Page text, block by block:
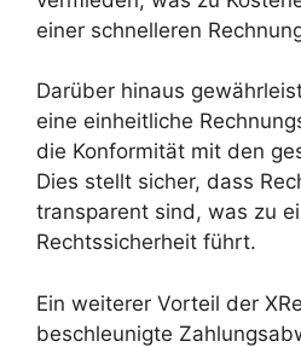
einer schnelleren
Darüber hinaus
eine einheitliche
die Konformität mit den
Dies stellt sicher, dass
transparent sind, was zu
Rechtssicherheit führt.
Ein weiterer Vorteil der
beschleunigte